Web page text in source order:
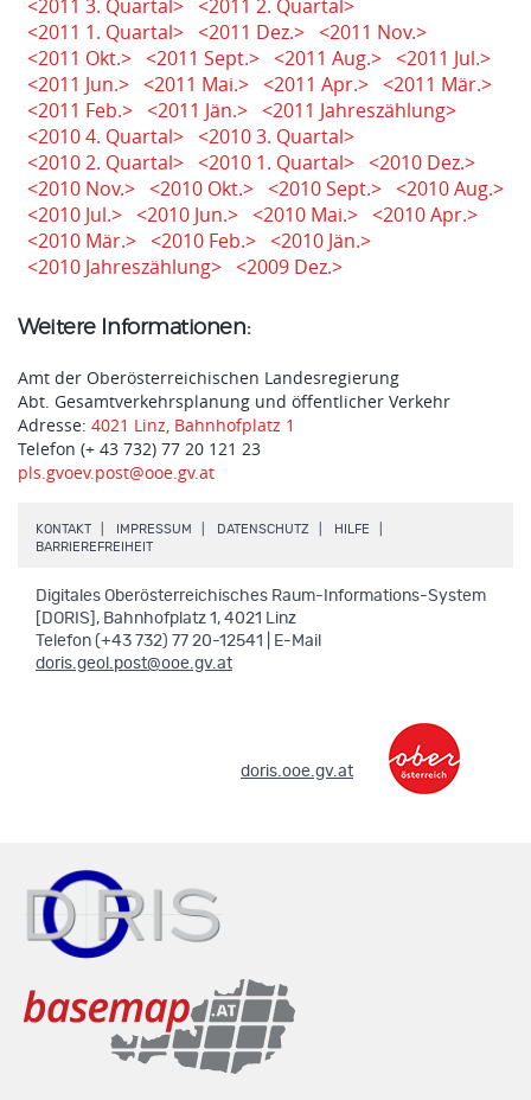
<2011 3. Quartal> <2011 2. Quartal>
<2011 1. Quartal> <2011 Dez.> <2011 Nov.>
<2011 Okt.> <2011 Sept.> <2011 Aug.> <2011 Jul.>
<2011 Jun.> <2011 Mai.> <2011 Apr.> <2011 Mär.>
<2011 Feb.> <2011 Jän.> <2011 Jahreszählung>
<2010 4. Quartal> <2010 3. Quartal>
<2010 2. Quartal> <2010 1. Quartal> <2010 Dez.>
<2010 Nov.> <2010 Okt.> <2010 Sept.> <2010 Aug.>
<2010 Jul.> <2010 Jun.> <2010 Mai.> <2010 Apr.>
<2010 Mär.> <2010 Feb.> <2010 Jän.>
<2010 Jahreszählung> <2009 Dez.>
Weitere Informationen:
Amt der Oberösterreichischen Landesregierung
Abt. Gesamtverkehrsplanung und öffentlicher Verkehr
Adresse: 4021 Linz, Bahnhofplatz 1
Telefon (+ 43 732) 77 20 121 23
pls.gvoev.post@ooe.gv.at
KONTAKT IMPRESSUM DATENSCHUTZ HILFE
BARRIEREFREIHEIT.
Digitales Oberösterreichisches Raum-Informations-System
[DORIS], Bahnhofplatz 1, 4021 Linz
Telefon (+43 732) 77 20-12541 | E-Mail
doris.geol.post@ooe.gv.at
doris.ooe.gv.at.